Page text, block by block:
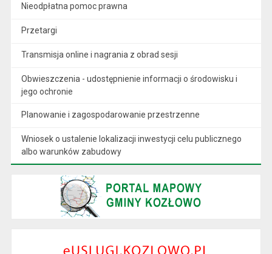
Nieodpłatna pomoc prawna
Przetargi
Transmisja online i nagrania z obrad sesji
Obwieszczenia - udostępnienie informacji o środowisku i
jego ochronie
Planowanie i zagospodarowanie przestrzenne
Wniosek o ustalenie lokalizacji inwestycji celu publicznego
albo warunków zabudowy